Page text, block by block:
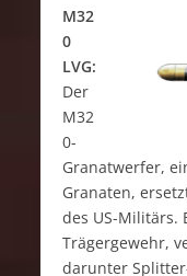
M32
0
LVG:
Der
M32
0-
Granatwerfer,
Granaten,
des US-Militärs.
Trägergewehr,
darunter